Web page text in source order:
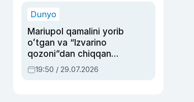
Dunyo
Mariupol qamalini yorib
oʻtgan va “Izvarino
qozoni”dan chiqqan
qahramon — Ukraina
armiyasi bosh
19:50 / 29.07.2026